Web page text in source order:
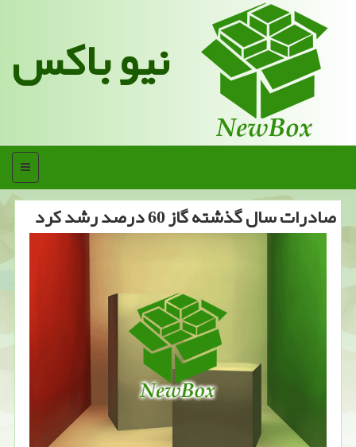
نیو باکس
منو
صادرات سال گذشته گاز 60 درصد رشد كرد